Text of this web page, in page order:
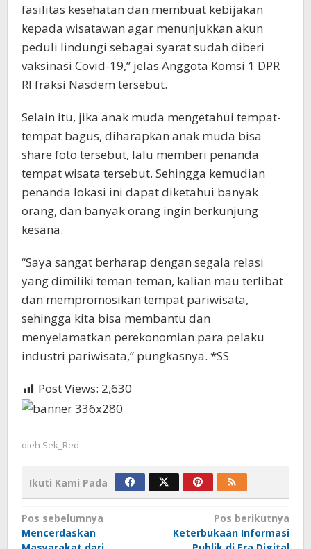
fasilitas kesehatan dan membuat kebijakan
kepada wisatawan agar menunjukkan akun
peduli lindungi sebagai syarat sudah diberi
vaksinasi Covid-19,” jelas Anggota Komsi 1 DPR
RI fraksi Nasdem tersebut.
Selain itu, jika anak muda mengetahui tempat-
tempat bagus, diharapkan anak muda bisa
share foto tersebut, lalu memberi penanda
tempat wisata tersebut. Sehingga kemudian
penanda lokasi ini dapat diketahui banyak
orang, dan banyak orang ingin berkunjung
kesana.
“Saya sangat berharap dengan segala relasi
yang dimiliki teman-teman, kalian mau terlibat
dan mempromosikan tempat pariwisata,
sehingga kita bisa membantu dan
menyelamatkan perekonomian para pelaku
industri pariwisata,” pungkasnya. *SS
Post Views: 2,630
oleh Sek_Red
Ikuti Kami Pada
Navigasi
pos
Pos sebelumnya
Mencerdaskan
Pos berikutnya
Keterbukaan Informasi